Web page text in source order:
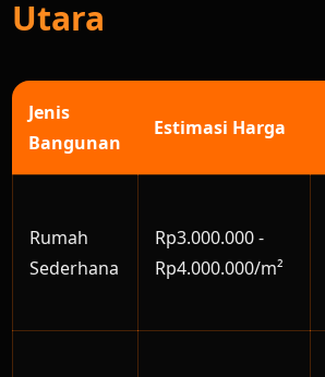
Utara
Jenis
Bangunan
Estimasi Harga
Rumah
Sederhana
Rp3.000.000 -
Rp4.000.000/m²